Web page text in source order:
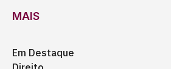
MAIS
Em Destaque